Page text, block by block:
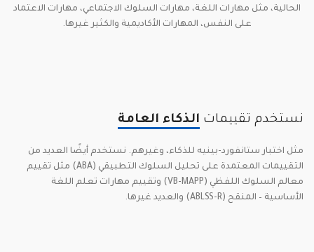
الحالية، مثل مهارات اللغة، مهارات السلوك الاجتماعي، مهارات الاعتماد
على النفس، المهارات الأكاديمية والكثير غيرها.
نستخدم تقييمات الذكاء العامة
مثل اختبار ستانفورد-بينيه للذكاء، وغيرهم. نستخدم أيضًا العديد من
التقييمات المعتمدة على تحليل السلوك التطبيقي (ABA) مثل تقييم
معالم السلوك اللفظي (VB-MAPP) وتقييم مهارات تعلم اللغة
الأساسية – المنقح (ABLSS-R) والعديد غيرها.